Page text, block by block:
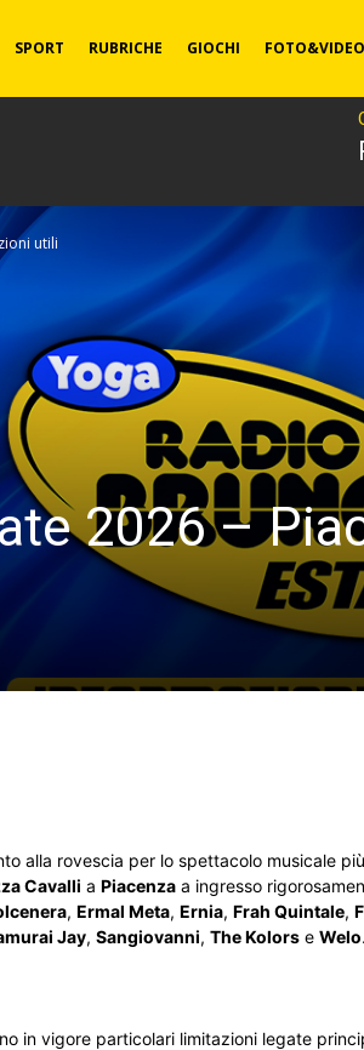
SPORT RUBRICHE GIOCHI FOTO&VIDEO
utili
2026 –
alla rovescia per lo spettacolo musicale
Cavalli a Piacenza a ingresso
, Ermal Meta, Ernia, Frah Quintale,
Jay, Sangiovanni, The Kolors e Welo.
in vigore particolari limitazioni legate